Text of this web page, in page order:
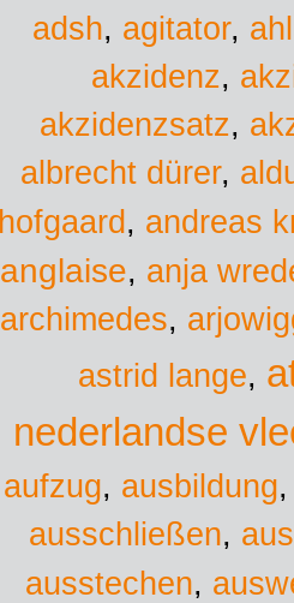
adsh, agitator,
akzidenz,
akzidenzsatz,
albrecht dürer,
hofgaard , andreas
anglaise, anja
archimedes,
astrid lange,
nederlandse
aufzug, ausbildung
ausschließen,
ausstechen,